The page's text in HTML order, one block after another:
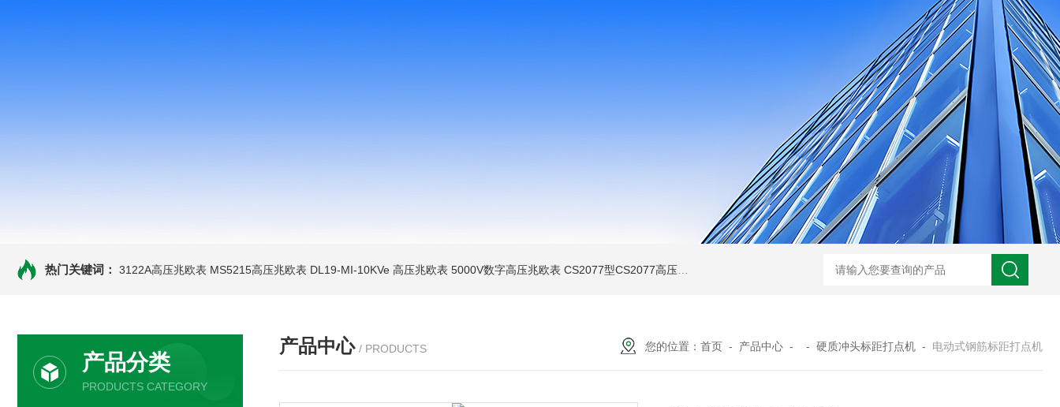
热门关键词： 3122A高压兆欧表 MS5215高压兆欧表 DL19-MI-10KVe 高压兆欧表 5000V数字高压兆欧表 CS2077型CS2077高压兆欧表校验仪 GM-5KV-20KV型可调高压兆欧表GM-5KV-20KV nl3203型
产品分类
PRODUCTS CATEGORY
产品中心 / PRODUCTS 您的位置： 首页 - 产品中心 - - 硬质冲头标距打点机 - 电动式钢筋标距打点机